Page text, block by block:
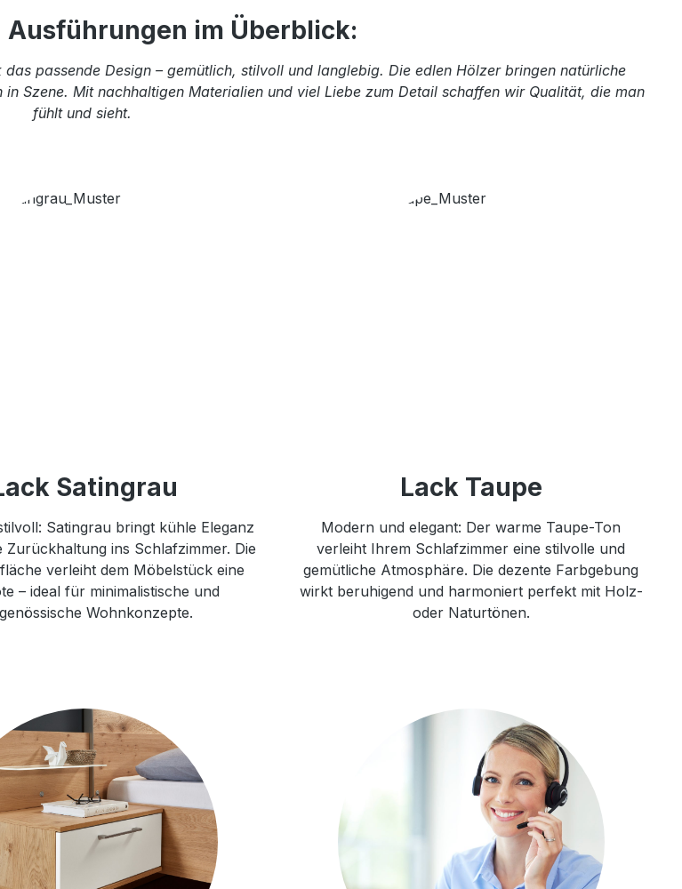
im Überblick:
passende Design – gemütlich, stilvoll und langlebig. Die edlen Hölzer bringen natürliche
Szene. Mit nachhaltigen Materialien und viel Liebe zum Detail schaffen wir Qualität, die man
fühlt und sieht.
Satingrau
Satingrau bringt kühle Eleganz
Zurückhaltung ins Schlafzimmer. Die
verleiht dem Möbelstück eine
– ideal für minimalistische und
Wohnkonzepte.
Lack Taupe
Modern und elegant: Der warme Taupe-Ton
verleiht Ihrem Schlafzimmer eine stilvolle und
gemütliche Atmosphäre. Die dezente Farbgebung
wirkt beruhigend und harmoniert perfekt mit Holz-
oder Naturtönen.